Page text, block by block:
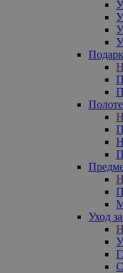
Уход